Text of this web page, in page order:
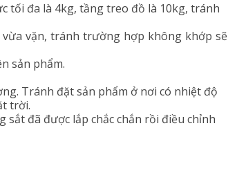
tối đa là 4kg, tầng treo đồ là 10kg, tránh
vặn, tránh trường hợp không khớp sẽ
sản phẩm.
Tránh đặt sản phẩm ở nơi có nhiệt độ
trời.
sắt đã được lắp chắc chắn rồi điều chỉnh